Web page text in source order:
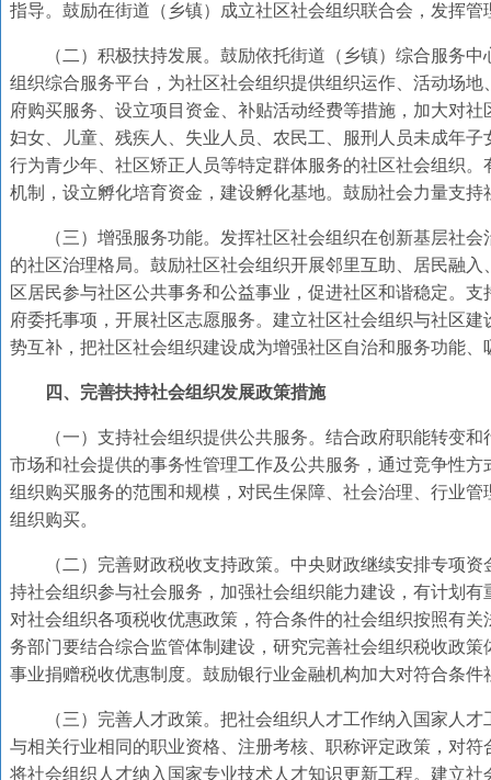
指导。鼓励在街道（乡镇）成立社区社会组织联合会，发挥管
（二）积极扶持发展。鼓励依托街道（乡镇）综合服务
组织综合服务平台，为社区社会组织提供组织运作、活动场
府购买服务、设立项目资金、补贴活动经费等措施，加大对
妇女、儿童、残疾人、失业人员、农民工、服刑人员未成年
行为青少年、社区矫正人员等特定群体服务的社区社会组织
机制，设立孵化培育资金，建设孵化基地。鼓励社会力量支持
（三）增强服务功能。发挥社区社会组织在创新基层社
的社区治理格局。鼓励社区社会组织开展邻里互助、居民融
区居民参与社区公共事务和公益事业，促进社区和谐稳定。
府委托事项，开展社区志愿服务。建立社区社会组织与社区
势互补，把社区社会组织建设成为增强社区自治和服务功能
四、完善扶持社会组织发展政策措施
（一）支持社会组织提供公共服务。结合政府职能转变
市场和社会提供的事务性管理工作及公共服务，通过竞争性
组织购买服务的范围和规模，对民生保障、社会治理、行业
组织购买。
（二）完善财政税收支持政策。中央财政继续安排专项
持社会组织参与社会服务，加强社会组织能力建设，有计划
对社会组织各项税收优惠政策，符合条件的社会组织按照有
务部门要结合综合监管体制建设，研究完善社会组织税收政
事业捐赠税收优惠制度。鼓励银行业金融机构加大对符合条
（三）完善人才政策。把社会组织人才工作纳入国家人
与相关行业相同的职业资格、注册考核、职称评定政策，对
将社会组织人才纳入国家专业技术人才知识更新工程。建立